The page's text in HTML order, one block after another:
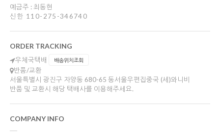
예금주 : 최동현
신한 110-275-346740
ORDER TRACKING
우체국택배 배송위치조회
반품/교환
서울특별시 광진구 자양동 680-65 동서울우편집중국 (세)와니비
반품 및 교환시 해당 택배사를 이용해주세요.
COMPANY INFO